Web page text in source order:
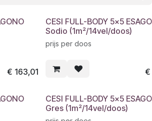
€ 163,01
CESI FULL-BODY 5x5
Sodio (1m²/14vel/doos)
prijs per doos
€
CESI FULL-BODY 5x5
Gres (1m²/14vel/doos)